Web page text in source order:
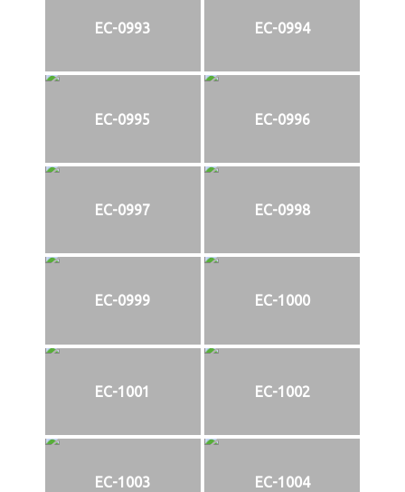
EC-0993 EC-0994
EC-0995 EC-0996
EC-0997 EC-0998
EC-0999 EC-1000
EC-1001 EC-1002
EC-1003 EC-1004